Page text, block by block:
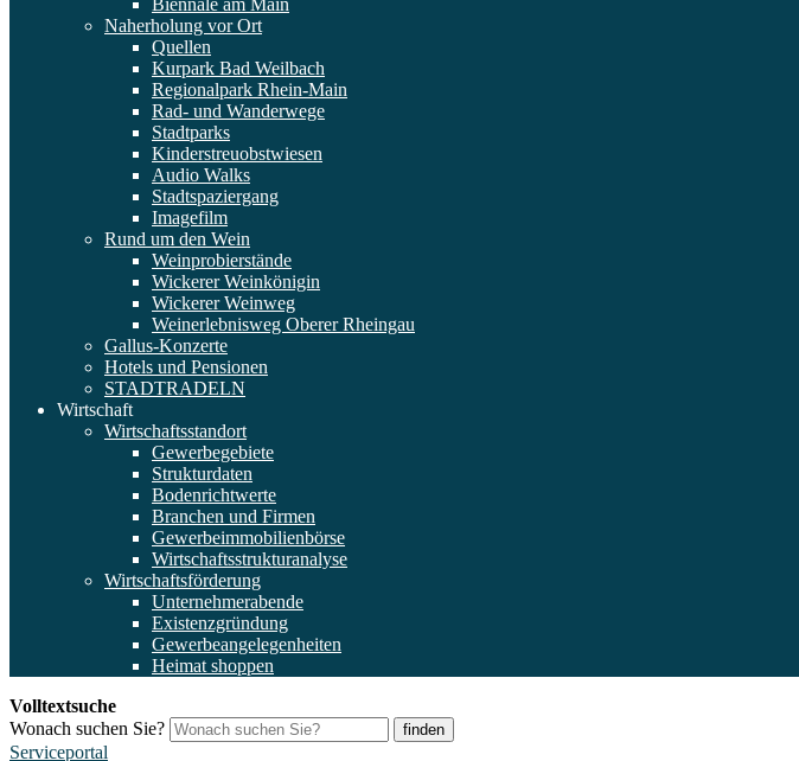
Biennale am Main
Naherholung vor Ort
Quellen
Kurpark Bad Weilbach
Regionalpark Rhein-Main
Rad- und Wanderwege
Stadtparks
Kinderstreuobstwiesen
Audio Walks
Stadtspaziergang
Imagefilm
Rund um den Wein
Weinprobierstände
Wickerer Weinkönigin
Wickerer Weinweg
Weinerlebnisweg Oberer Rheingau
Gallus-Konzerte
Hotels und Pensionen
STADTRADELN
Wirtschaft
Wirtschaftsstandort
Gewerbegebiete
Strukturdaten
Bodenrichtwerte
Branchen und Firmen
Gewerbeimmobilienbörse
Wirtschaftsstrukturanalyse
Wirtschaftsförderung
Unternehmerabende
Existenzgründung
Gewerbeangelegenheiten
Heimat shoppen
Volltextsuche
Wonach suchen Sie?
finden
Serviceportal